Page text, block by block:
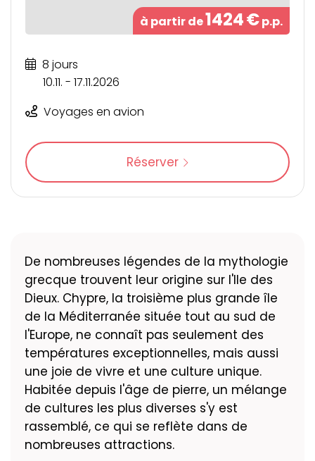
à partir de1424€p.p.
8 jours
10.11. - 17.11.2026
Voyages en avion
Réserver
De nombreuses légendes de la mythologie
grecque trouvent leur origine sur l'Ile des
Dieux. Chypre, la troisième plus grande île
de la Méditerranée située tout au sud de
l'Europe, ne connaît pas seulement des
températures exceptionnelles, mais aussi
une joie de vivre et une culture unique.
Habitée depuis l'âge de pierre, un mélange
de cultures les plus diverses s'y est
rassemblé, ce qui se reflète dans de
nombreuses attractions.